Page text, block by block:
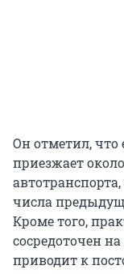
Он отметил, что
приезжает
числа
Кроме того,
сосредоточен
приводит к